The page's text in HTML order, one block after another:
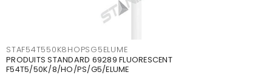
STAF54T550K8HOPSG5ELUME
PRODUITS STANDARD 69289 FLUORESCENT
F54T5/50K/8/HO/PS/G5/ELUME